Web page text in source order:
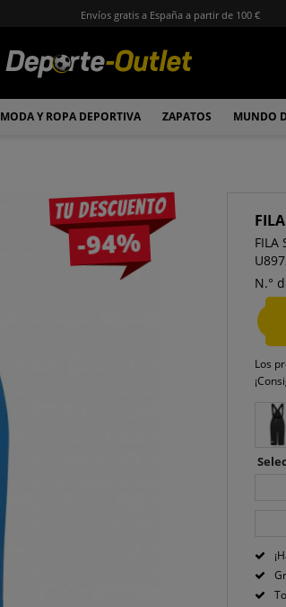
Envíos gratis a España a partir de 100 €
MODA Y ROPA DEPORTIVA ZAPATOS MUNDO
Tu descuento
-94%
FILA
N.°
Los